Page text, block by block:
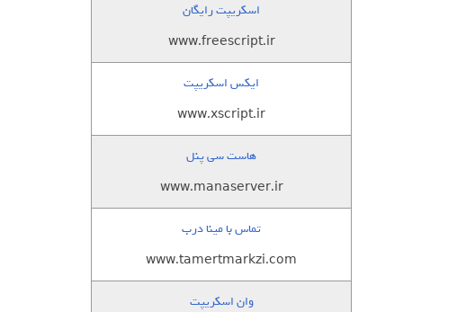
اسکریپت رایگان
www.freescript.ir
ایکس اسکریپت
www.xscript.ir
هاست سی پنل
www.manaserver.ir
تماس با مینا درب
www.tamertmarkzi.com
وان اسکریپت